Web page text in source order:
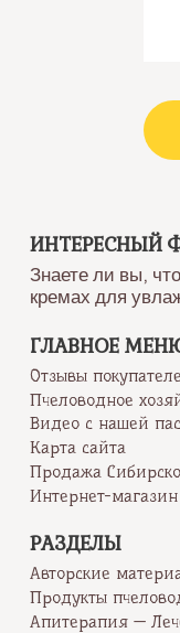
ИНТЕРЕСНЫЙ
Знаете ли вы,
кремах для
ГЛАВНОЕ
Отзывы
Пчеловодное
Видео с нашей
Карта сайта
Продажа
Интернет-
РАЗДЕЛЫ
Авторские
Продукты
Апитерапия —